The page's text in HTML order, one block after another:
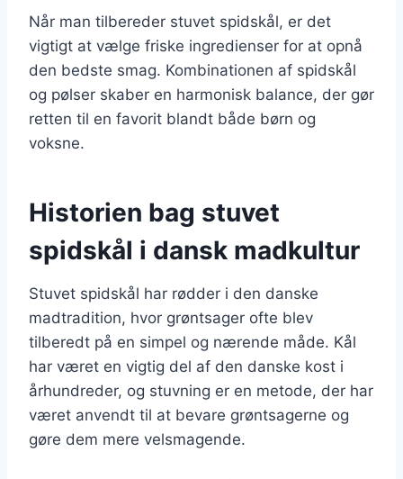
Når man tilbereder stuvet spidskål, er det
vigtigt at vælge friske ingredienser for at opnå
den bedste smag. Kombinationen af spidskål
og pølser skaber en harmonisk balance, der gør
retten til en favorit blandt både børn og
voksne.
Historien bag stuvet
spidskål i dansk madkultur
Stuvet spidskål har rødder i den danske
madtradition, hvor grøntsager ofte blev
tilberedt på en simpel og nærende måde. Kål
har været en vigtig del af den danske kost i
århundreder, og stuvning er en metode, der har
været anvendt til at bevare grøntsagerne og
gøre dem mere velsmagende.